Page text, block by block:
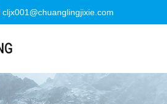
cljx001@chuanglingjixie.com